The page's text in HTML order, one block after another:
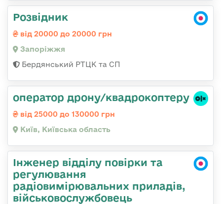
Розвідник
від 20000 до 20000 грн
Запоріжжя
Бердянський РТЦК та СП
оператор дрону/квадрокоптеру
від 25000 до 130000 грн
Київ, Київська область
Інженер відділу повірки та
регулювання
радіовимірювальних приладів,
військовослужбовець